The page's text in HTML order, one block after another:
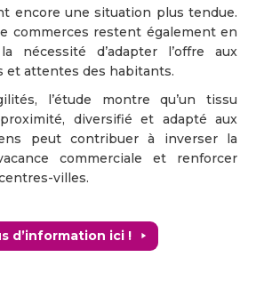
encore une situation plus tendue.
commerces restent également en
nécessité d’adapter l’offre aux
et attentes des habitants.
l’étude montre qu’un tissu
diversifié et adapté aux
peut contribuer à inverser la
commerciale et renforcer
villes.
d’information ici !